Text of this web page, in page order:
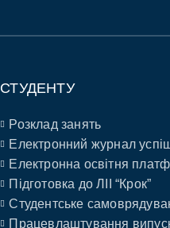
СТУДЕНТУ
Розклад занять
Електронний журнал
Електронна освітня
Підготовка до ЛІІ “Крок”
Студентське
Працевлаштування